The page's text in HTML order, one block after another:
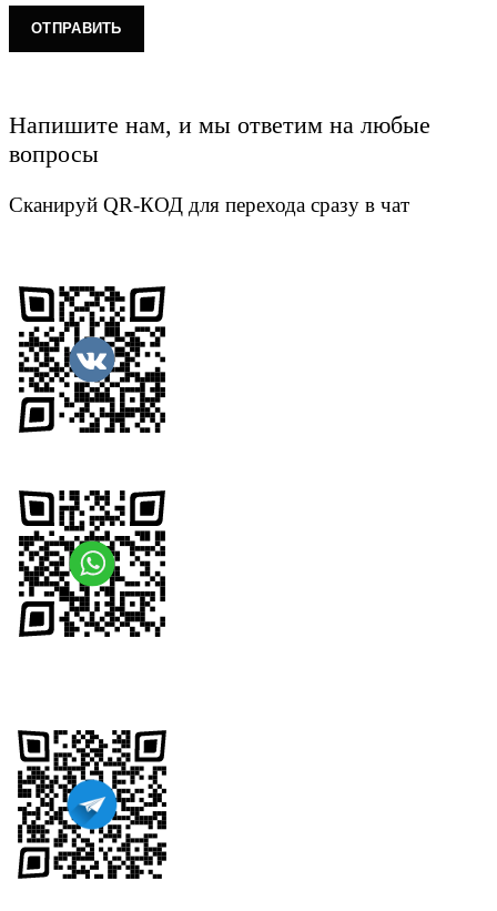
Напишите нам, и мы ответим на любые
вопросы
Сканируй QR-КОД для перехода сразу в чат